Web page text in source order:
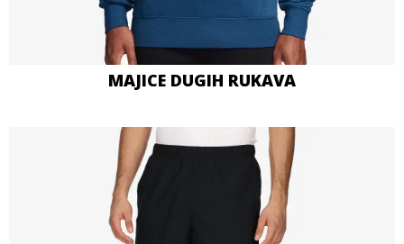
MAJICE DUGIH RUKAVA